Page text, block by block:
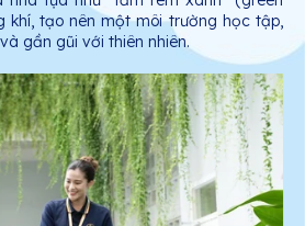
khí, tạo nên một môi trường học tập,
gần gũi với thiên nhiên.